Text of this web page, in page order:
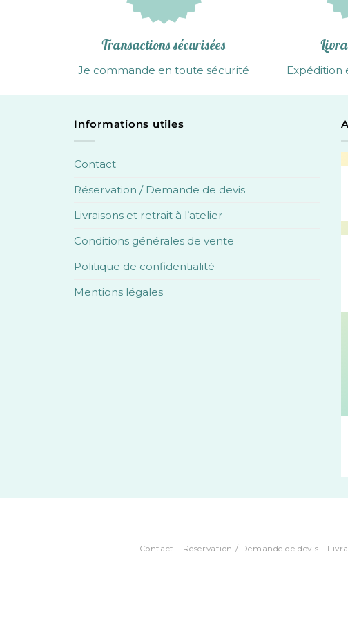
Transactions sécurisées
Je commande en toute sécurité Expédition
Informations utiles
Contact
Réservation / Demande de devis
Livraisons et retrait à l’atelier
Conditions générales de vente
Politique de confidentialité
Mentions légales
Contact Réservation / Demande de devis